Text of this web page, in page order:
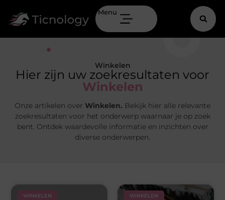
Menu
Winkelen
Hier zijn uw zoekresultaten voor
Winkelen
Onze artikelen over Winkelen. Bekijk hier alle relevante
zoekresultaten voor het onderwerp waarnaar je op zoek
bent. Ontdek waardevolle informatie en inzichten over
diverse onderwerpen.
WINKELEN WINKELEN